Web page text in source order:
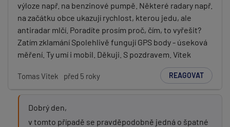
výloze např. na benzinové pumpě. Některé radary např.
na začátku obce ukazují rychlost, kterou jedu, ale
antiradar mlčí. Poradíte prosím proč, čím, to vyřešit?
Zatím zklamání Spolehlivě fungují GPS body - úseková
měření. Ty umí i mobil. Děkuji. S pozdravem. Vítek
Tomas Vitek před 5 roky REAGOVAT
Dobrý den,
v tomto případě se pravděpodobně jedná o špatné